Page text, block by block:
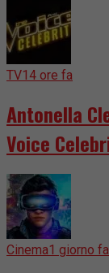
TV14 ore fa
Antonella
Voice
Cinema1 giorno fa